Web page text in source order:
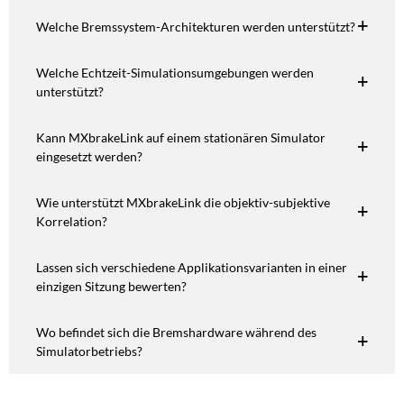
Welche Bremssystem-Architekturen werden unterstützt?
Welche Echtzeit-Simulationsumgebungen werden
unterstützt?
Kann MXbrakeLink auf einem stationären Simulator
eingesetzt werden?
Wie unterstützt MXbrakeLink die objektiv-subjektive
Korrelation?
Lassen sich verschiedene Applikationsvarianten in einer
einzigen Sitzung bewerten?
Wo befindet sich die Bremshardware während des
Simulatorbetriebs?